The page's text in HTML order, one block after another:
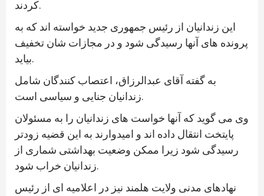
کردند.
این زندانیان از رئیس جمهوری جدید خواسته اند که به
پرونده های آنها رسیدگی شود و در مجازات شان تخفیف
بیاید.
به گفته آقای عبدالرزاق، اعتصاب کنندگان شامل
زندانیان جنایی و سیاسی است.
وی می گوید که آنها خواست های زندانیان را به مسئولان
پایتخت انتقال داده اند و امیدوارند به این قضیه زودتر
رسیدگی شود زیرا ممکن وضعیت بهداشتی شماری از
زندانیان خراب شود.
نهادهای مدنی ولایت هلمند نیز در اعلامیه ای از رئیس